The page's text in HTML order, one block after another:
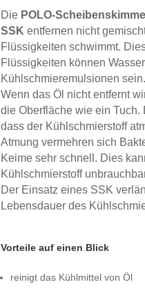
Die POLO-
SSK entfernen nicht
Flüssigkeiten schwimmt.
Flüssigkeiten können
Kühlschmieremulsionen sein.
Wenn das Öl nicht entfernt
die Oberfläche wie ein Tuch.
dass der Kühl­schmierstoff
Atmung vermehren sich
Keime sehr schnell. Dies
Kühlschmierstoff
Der Einsatz eines SSK
Lebensdauer des
Vorteile auf einen Blick
reinigt das Kühlmittel von Öl